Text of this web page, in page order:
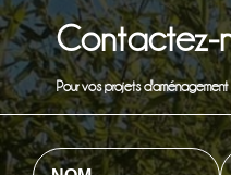
Contactez-
Pour vos projets